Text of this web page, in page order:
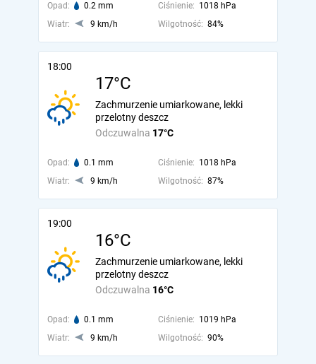
Opad: 0.2 mm Ciśnienie: 1018 hPa
Wiatr:
9 km/h Wilgotność: 84%
18:00
17°C
Odczuwalna 17°C
Zachmurzenie umiarkowane, lekki
przelotny deszcz
Opad: 0.1 mm Ciśnienie: 1018 hPa
Wiatr:
9 km/h Wilgotność: 87%
19:00
16°C
Odczuwalna 16°C
Zachmurzenie umiarkowane, lekki
przelotny deszcz
Opad: 0.1 mm Ciśnienie: 1019 hPa
Wiatr:
9 km/h Wilgotność: 90%